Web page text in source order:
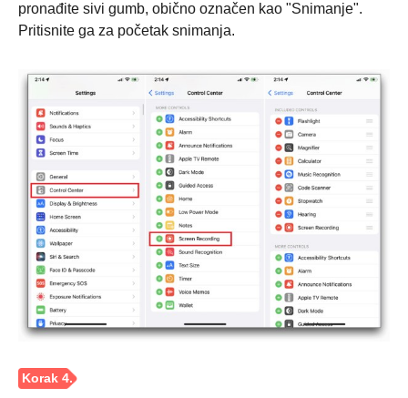
Korak 1.
Korak 2.
3. korak
pronađite sivi gumb, obično označen kao "Snimanje".
Pritisnite ga za početak snimanja.